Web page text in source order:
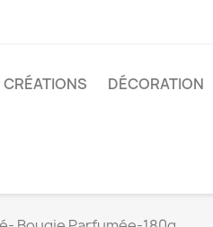
CRÉATIONS DÉCORATION